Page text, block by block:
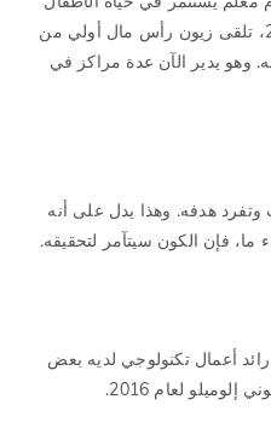
في مجتمعه المحلي. في عام 2015، تلقى زيون رأس مال أولي من
وهو يدير الآن عدة مراكز في
وتفرد هدفه. وهذا يدل على أنه
فإن الكون سيتآمر لتحقيقه.
رائد أعمال تكنولوجي لديه بعض
لعام 2016.